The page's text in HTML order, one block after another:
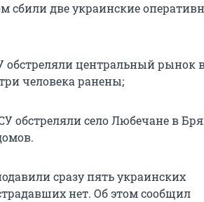
сбили две украинские
обстреляли центральный рынок
человека ранены;
обстреляли село Любечане в
сразу пять украинских
нет. Об этом сообщил